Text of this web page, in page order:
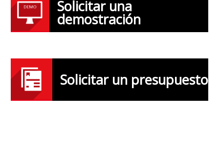
Solicitar una
demostración
Solicitar un presupuesto